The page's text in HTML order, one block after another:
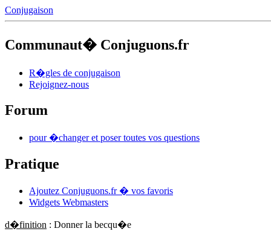
Conjugaison
Communaut� Conjuguons.fr
R�gles de conjugaison
Rejoignez-nous
Forum
pour �changer et poser toutes vos questions
Pratique
Ajoutez Conjuguons.fr � vos favoris
Widgets Webmasters
d�finition : Donner la becqu�e